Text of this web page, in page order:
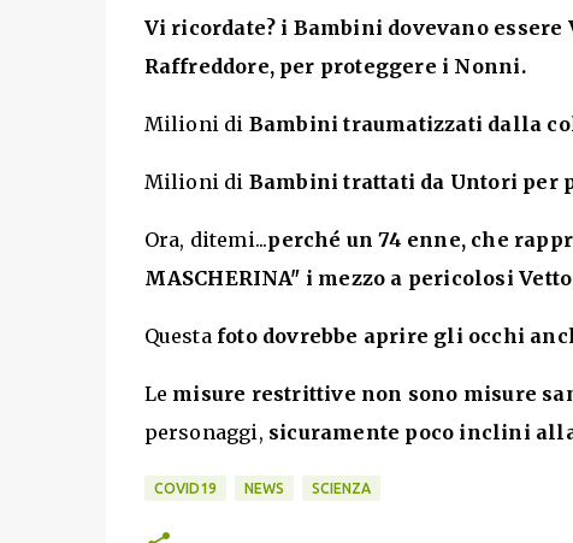
Vi ricordate? i Bambini dovevano essere
Raffreddore, per proteggere i Nonni.
Milioni di Bambini traumatizzati dalla
Milioni di Bambini trattati da Untori per
Ora, ditemi...perché un 74 enne, che
MASCHERINA" i mezzo a pericolosi
Questa foto dovrebbe aprire gli occhi
Le misure restrittive non sono misure
personaggi, sicuramente poco inclini
COVID19 NEWS SCIENZA